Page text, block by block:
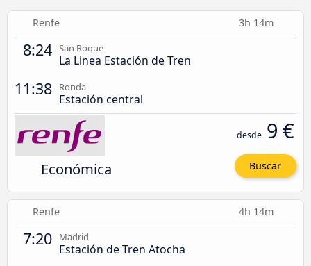
Renfe 3h 14m
8:24 San Roque
La Linea Estación de Tren
11:38 Ronda
Estación central
Económica
desde 9 €
Buscar
Renfe 4h 14m
7:20 Madrid
Estación de Tren Atocha